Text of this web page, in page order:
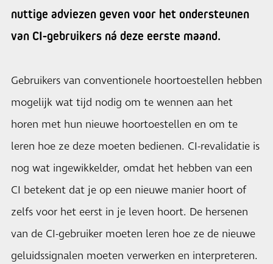
nuttige adviezen geven voor het ondersteunen
van CI-gebruikers ná deze eerste maand.
Gebruikers van conventionele hoortoestellen hebben
mogelijk wat tijd nodig om te wennen aan het
horen met hun nieuwe hoortoestellen en om te
leren hoe ze deze moeten bedienen. CI-revalidatie is
nog wat ingewikkelder, omdat het hebben van een
CI betekent dat je op een nieuwe manier hoort of
zelfs voor het eerst in je leven hoort. De hersenen
van de CI-gebruiker moeten leren hoe ze de nieuwe
geluidssignalen moeten verwerken en interpreteren.